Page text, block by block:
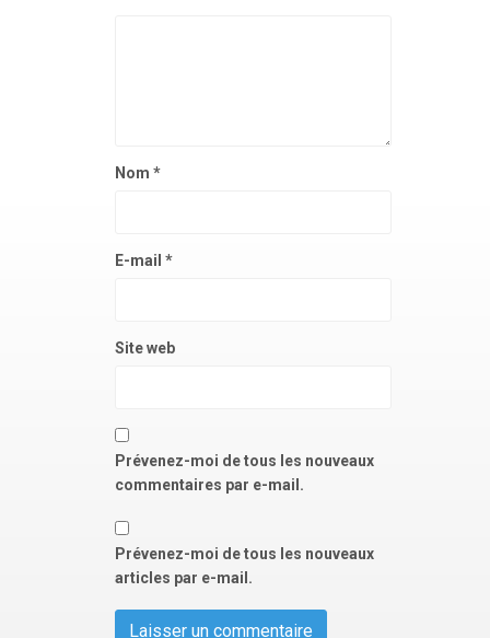
Nom *
E-mail *
Site web
Prévenez-moi de tous les nouveaux
commentaires par e-mail.
Prévenez-moi de tous les nouveaux
articles par e-mail.